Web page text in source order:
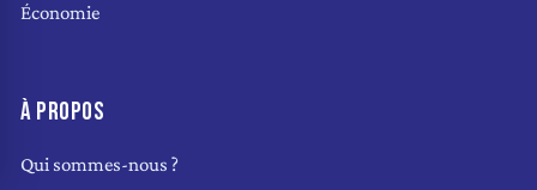
Économie
À PROPOS
Qui sommes-nous ?